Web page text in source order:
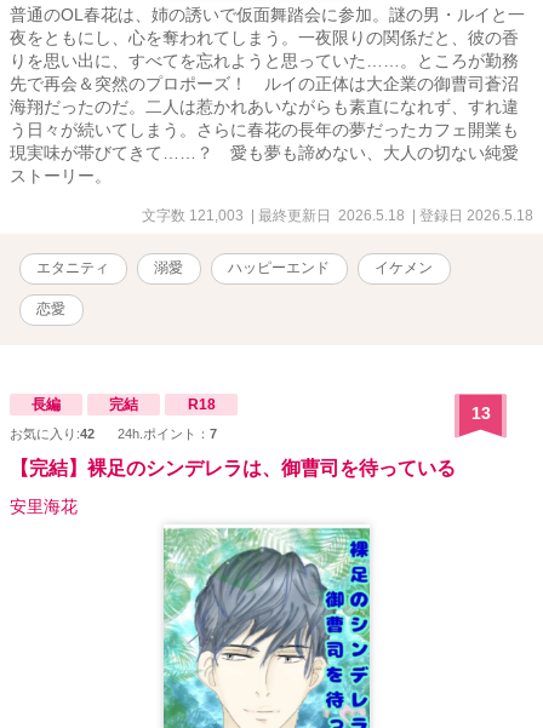
普通のOL春花は、姉の誘いで仮面舞踏会に参加。謎の男・ルイと一
夜をともにし、心を奪われてしまう。一夜限りの関係だと、彼の香
りを思い出に、すべてを忘れようと思っていた……。ところが勤務
先で再会＆突然のプロポーズ！ ルイの正体は大企業の御曹司蒼沼
海翔だったのだ。二人は惹かれあいながらも素直になれず、すれ違
う日々が続いてしまう。さらに春花の長年の夢だったカフェ開業も
現実味が帯びてきて……？ 愛も夢も諦めない、大人の切ない純愛
ストーリー。
文字数 121,003 | 最終更新日 2026.5.18 | 登録日 2026.5.18
エタニティ 溺愛 ハッピーエンド イケメン
恋愛
長編 完結 R18
お気に入り:42 24h.ポイント： 7
13
【完結】裸足のシンデレラは、御曹司を待っている
安里海花